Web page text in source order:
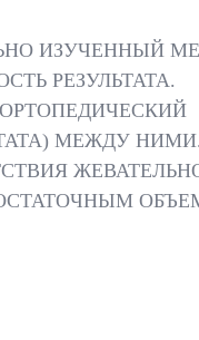
ИЗУЧЕННЫЙ
РЕЗУЛЬТАТА.
МЕЖДУ